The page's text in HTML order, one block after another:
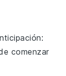
:
comenzar